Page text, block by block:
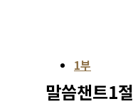
1부
말씀챈트1절